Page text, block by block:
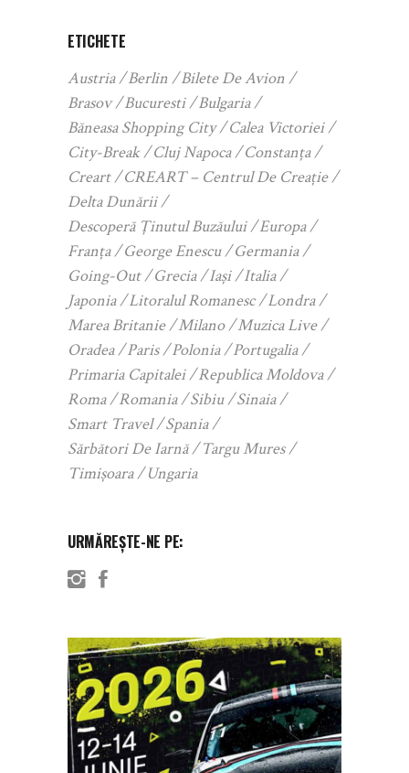
ETICHETE
Austria Berlin
Bilete De Avion
Brasov
Bucuresti
Bulgaria
Băneasa Shopping City
Calea Victoriei
City-Break
Cluj Napoca
Constanța
Creart
CREART – Centrul De Creație
Delta Dunării
Descoperă Ținutul Buzăului
Europa
Franța
George Enescu
Germania
Going-Out
Grecia Iași
Italia
Japonia
Litoralul Romanesc
Londra
Marea Britanie
Milano
Muzica Live
Oradea
Paris Polonia
Portugalia
Primaria Capitalei
Republica Moldova
Roma
Romania Sibiu
Sinaia
Smart Travel
Spania
Sărbători De Iarnă
Targu Mures
Timișoara
Ungaria
URMĂREȘTE-NE PE: